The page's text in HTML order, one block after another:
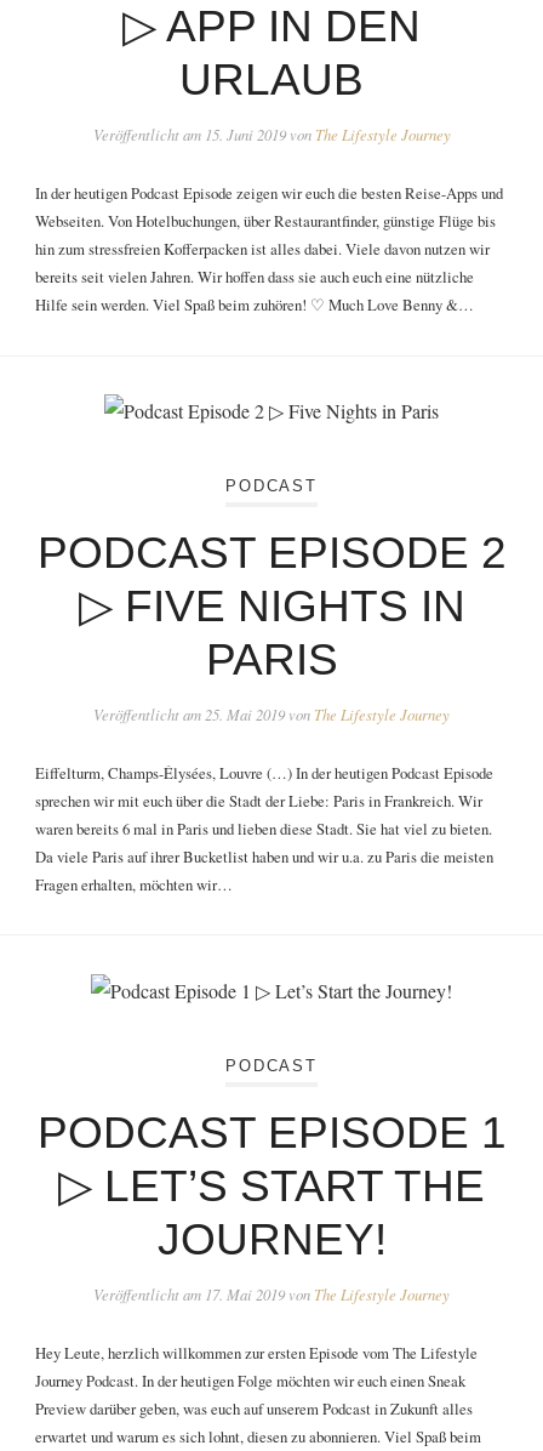
▷ APP IN DEN
URLAUB
Veröffentlicht am 15. Juni 2019 von The Lifestyle Journey
In der heutigen Podcast Episode zeigen wir euch die besten Reise-Apps und
Webseiten. Von Hotelbuchungen, über Restaurantfinder, günstige Flüge bis
hin zum stressfreien Kofferpacken ist alles dabei. Viele davon nutzen wir
bereits seit vielen Jahren. Wir hoffen dass sie auch euch eine nützliche
Hilfe sein werden. Viel Spaß beim zuhören! ♡️ Much Love Benny &…
PODCAST
PODCAST EPISODE 2
▷ FIVE NIGHTS IN
PARIS
Veröffentlicht am 25. Mai 2019 von The Lifestyle Journey
Eiffelturm, Champs-Élysées, Louvre (…) In der heutigen Podcast Episode
sprechen wir mit euch über die Stadt der Liebe: Paris in Frankreich. Wir
waren bereits 6 mal in Paris und lieben diese Stadt. Sie hat viel zu bieten.
Da viele Paris auf ihrer Bucketlist haben und wir u.a. zu Paris die meisten
Fragen erhalten, möchten wir…
PODCAST
PODCAST EPISODE 1
▷ LET’S START THE
JOURNEY!
Veröffentlicht am 17. Mai 2019 von The Lifestyle Journey
Hey Leute, herzlich willkommen zur ersten Episode vom The Lifestyle
Journey Podcast. In der heutigen Folge möchten wir euch einen Sneak
Preview darüber geben, was euch auf unserem Podcast in Zukunft alles
erwartet und warum es sich lohnt, diesen zu abonnieren. Viel Spaß beim